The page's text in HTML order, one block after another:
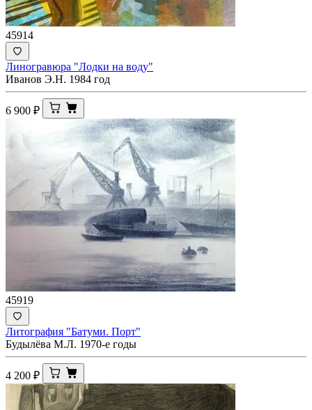
45914
Линогравюра "Лодки на воду"
Иванов Э.Н. 1984 год
6 900 ₽
45919
Литография "Батуми. Порт"
Будылёва М.Л. 1970-е годы
4 200 ₽